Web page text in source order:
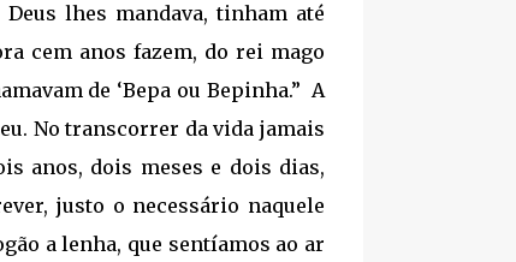
lhes mandava, tinham até
cem anos fazem, do rei mago
de ‘Bepa ou Bepinha.” A
No transcorrer da vida jamais
anos, dois meses e dois dias,
justo o necessário naquele
a lenha, que sentíamos ao ar